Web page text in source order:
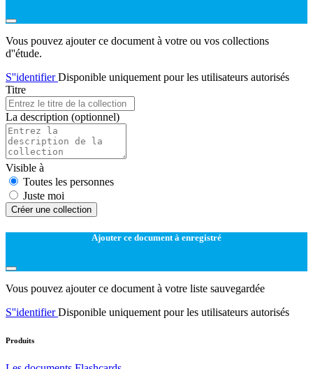
Vous pouvez ajouter ce document à votre ou vos collections
d''étude.
S''identifierDisponible uniquement pour les utilisateurs autorisés
Titre
La description (optionnel)
Visible à
Toutes les personnes
Juste moi
Créer une collection
Ajouter ce document à enregistré
Vous pouvez ajouter ce document à votre liste sauvegardée
S''identifierDisponible uniquement pour les utilisateurs autorisés
Produits